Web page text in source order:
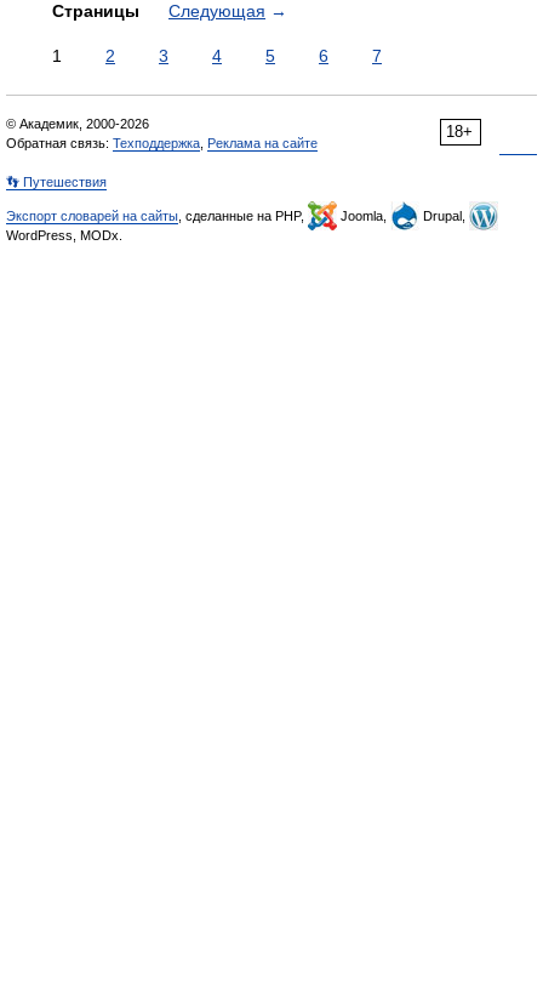
Страницы Следующая →
1 2 3 4 5 6 7
18+
© Академик, 2000-2026
Обратная связь: Техподдержка Реклама на сайте
👣 Путешествия
Экспорт словарей на сайты , сделанные на PHP, Joomla,
Drupal,
WordPress, MODx.